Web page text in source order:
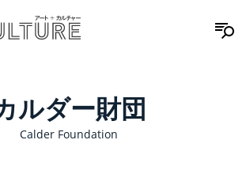
ルダー財団
Calder Foundation